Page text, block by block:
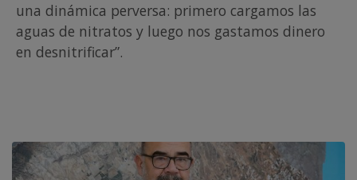
una dinámica perversa: primero cargamos las
aguas de nitratos y luego nos gastamos dinero
en desnitrificar”.